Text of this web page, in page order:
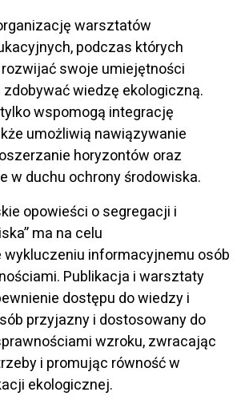
warsztatów
podczas których
swoje umiejętności
wiedzę ekologiczną.
wspomogą integrację
umożliwią nawiązywanie
horyzontów oraz
w duchu ochrony środowiska.
opowieści o segregacji i
ma na celu
wykluczeniu informacyjnemu osób
Publikacja i warsztaty
dostępu do wiedzy i
przyjazny i dostosowany do
wzroku, zwracając
i promując równość w
ekologicznej.